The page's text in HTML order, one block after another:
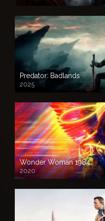
Predator: Badlands
2025
Wonder Woman 1984
2020